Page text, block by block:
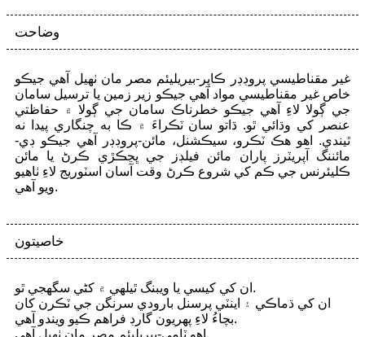
وضاحت
غير مقناطيسي پروڊڊر ڪاپر-بيريليئم مصر مان ٺهيل آهي جيڪو
خاص غير مقناطيسي مواد آهي جيڪو زير زمين يا ترسيل سامان
جي ڳولا لاءِ آهي جيڪو خطرناڪ سامان جي ڳولا ۾ حفاظتي
عنصر کي وڌائي ٿو. ڌاتو سان ٽڪراءَ ۾ ڪا به چنگاري پيدا نه
ٿيندي. اهو هڪ ٽڪرو، سيڪشنل، مائن-پروڊڊر آهي جيڪو ڊي-
مائننگ آپريٽرز پاران مائن فيلڊز جي ڀڃڪڙي ڪرڻ يا مائن
ڪليئرنس جي ڪم کي شروع ڪرڻ وقت آسان اسٽوريج لاءِ ٺاهيو
ويو آهي.
خاصيتون
ان کي کيسي يا ويبنگ ٿيلهي ۾ کڻي سگهجي ٿو.
ان کي ڌماڪي ۽ اينٽي پرسنل بارودي سرنگن جي ٽڪرن کان
بچاءُ لاءِ پهريون گارڊ فراهم ڪيو ويندو آهي.